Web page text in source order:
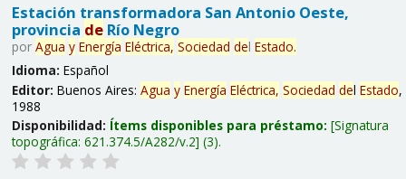
Estación transformadora San Antonio Oeste,
provincia deRío Negro
por Agua y Energía Eléctrica, Sociedad del Estado.
Idioma: Español
Editor: Buenos Aires: Agua y Energía Eléctrica, Sociedad del Estado,
1988
Disponibilidad: Ítems disponibles para préstamo: Signatura
topográfica: 621.374.5/A282/v.2 (3).